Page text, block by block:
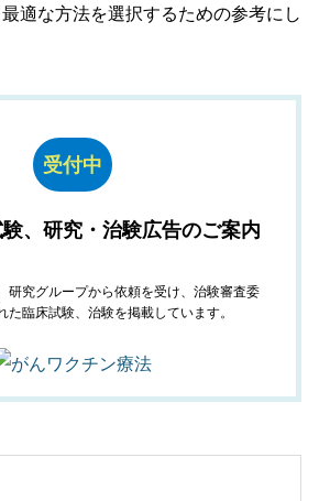
適な方法を選択するための参考にし
受付中
、研究・治験広告のご案内
研究グループから依頼を受け、治験審査委
た臨床試験、治験を掲載しています。